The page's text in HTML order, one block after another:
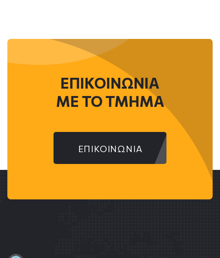
ΕΠΙΚΟΙΝΩΝΙΑ
ME ΤΟ ΤΜΗΜΑ
ΕΠΙΚΟΙΝΩΝΙΑ